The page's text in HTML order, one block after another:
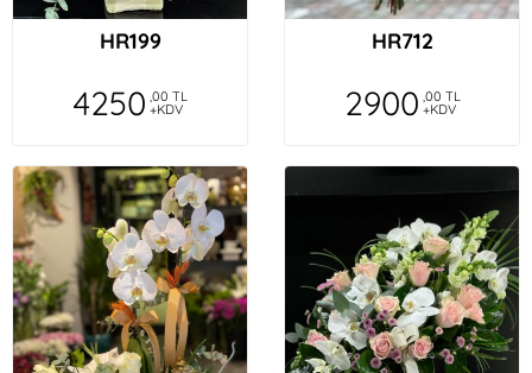
HR199
4250 ,00 TL
+KDV
HR712
2900 ,00 TL
+KDV